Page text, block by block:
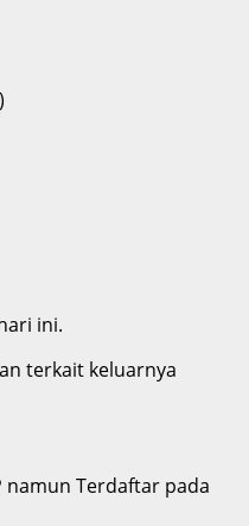
ini.
terkait keluarnya
namun Terdaftar pada